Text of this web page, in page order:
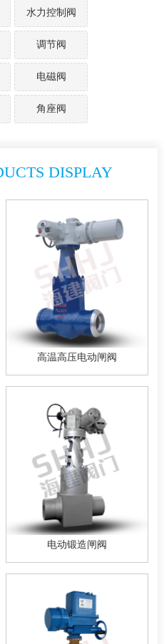
水力控制阀
调节阀
电磁阀
角座阀
DISPLAY
高温高压电动闸阀
电动锻造闸阀